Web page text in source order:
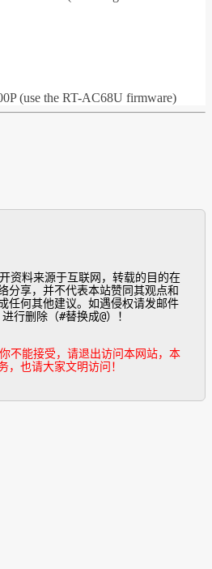
(use the RT-AC68U firmware)
分享，并不代表本站赞同其观点和
任何其他建议。如遇侵权请发邮件
删除（#替换成@）！
不能接受，请退出访问本网站，本
，也请大家文明访问！